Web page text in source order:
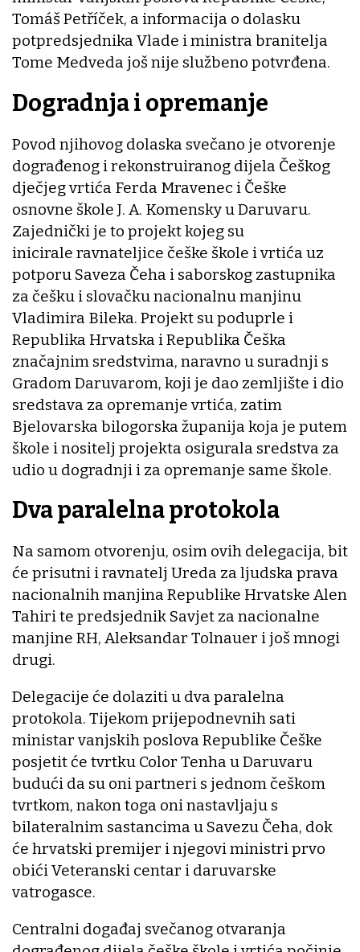
Tomáš Petříček, a informacija o dolasku
potpredsjednika Vlade i ministra branitelja
Tome Medveda još nije službeno potvrđena.
Dogradnja i opremanje
Povod njihovog dolaska svečano je otvorenje
dograđenog i rekonstruiranog dijela Češkog
dječjeg vrtića Ferda Mravenec i Češke
osnovne škole J. A. Komensky u Daruvaru.
Zajednički je to projekt kojeg su
inicirale ravnateljice češke škole i vrtića uz
potporu Saveza Čeha i saborskog zastupnika
za češku i slovačku nacionalnu manjinu
Vladimira Bileka. Projekt su poduprle i
Republika Hrvatska i Republika Češka
značajnim sredstvima, naravno u suradnji s
Gradom Daruvarom, koji je dao zemljište i dio
sredstava za opremanje vrtića, zatim
Bjelovarska bilogorska županija koja je putem
škole i nositelj projekta osigurala sredstva za
udio u dogradnji i za opremanje same škole.
Dva paralelna protokola
Na samom otvorenju, osim ovih delegacija, bit
će prisutni i ravnatelj Ureda za ljudska prava
nacionalnih manjina Republike Hrvatske Alen
Tahiri te predsjednik Savjet za nacionalne
manjine RH, Aleksandar Tolnauer i još mnogi
drugi.
Delegacije će dolaziti u dva paralelna
protokola. Tijekom prijepodnevnih sati
ministar vanjskih poslova Republike Češke
posjetit će tvrtku Color Tenha u Daruvaru
budući da su oni partneri s jednom češkom
tvrtkom, nakon toga oni nastavljaju s
bilateralnim sastancima u Savezu Čeha, dok
će hrvatski premijer i njegovi ministri prvo
obići Veteranski centar i daruvarske
vatrogasce.
Centralni događaj svečanog otvaranja